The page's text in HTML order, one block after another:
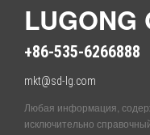
LUGONG
+86-535-6266888
mkt@sd-lg.com
Любая информация,
исключительно